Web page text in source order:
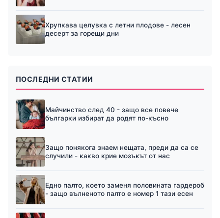
Хрупкава целувка с летни плодове - лесен
десерт за горещи дни
ПОСЛЕДНИ СТАТИИ
Майчинство след 40 - защо все повече
българки избират да родят по-късно
Защо понякога знаем нещата, преди да са се
случили - какво крие мозъкът от нас
Едно палто, което заменя половината гардероб
- защо вълненото палто е номер 1 тази есен